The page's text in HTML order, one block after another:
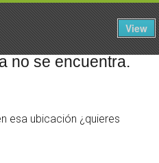
View
'Al aire libre'
no se encuentra.
esa ubicación ¿quieres